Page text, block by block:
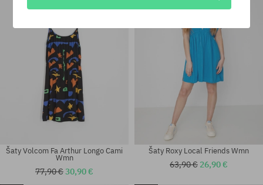
Šaty Volcom Fa Arthur Longo Cami
Wmn
77,90 €30,90 €
Šaty Roxy Local Friends Wmn
63,90 € 26,90 €